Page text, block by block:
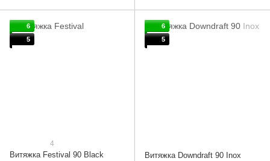
6
5
4
Витяжка Festival 90 Black
6
5
Витяжка Downdraft 90 Inox